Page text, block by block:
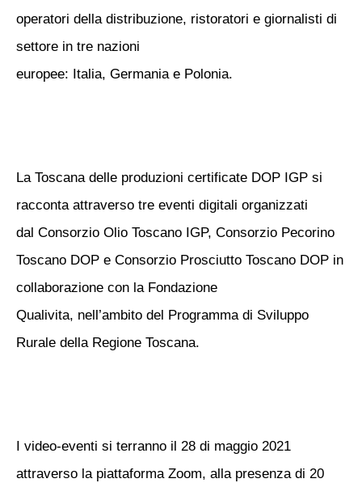
operatori della distribuzione, ristoratori e giornalisti di
settore in tre nazioni
europee: Italia, Germaniae Polonia.
La Toscana delle produzioni certificate DOP IGP si
racconta attraverso tre eventi digitali organizzati
dal Consorzio Olio Toscano IGP, Consorzio Pecorino
Toscano DOP e Consorzio Prosciutto Toscano DOP in
collaborazione con laFondazione
Qualivita, nell’ambito del Programma di Sviluppo
Rurale della Regione Toscana.
I video-eventi si terranno il 28 di maggio 2021
attraverso la piattaforma Zoom, alla presenza di 20